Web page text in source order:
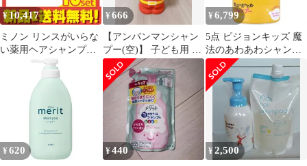
¥10,417
ミノン リンスがいらな
い薬用ヘアシャンプー
forキッズ 泡タイプ 詰
め替え用 320mL 10個セ
ット まとめ売り
¥666
【アンパンマンシャン
プー(空)】 子ども用 泡
ポンプタイプ
¥ 6,799
5点 ピジョンキッズ 魔
法のあわあわシャンプ
ー しゃぼんの香り
350mL ベビー用を卒業
しよう！自分洗いでき
る泡。
¥ 620 ¥440 ¥2,500